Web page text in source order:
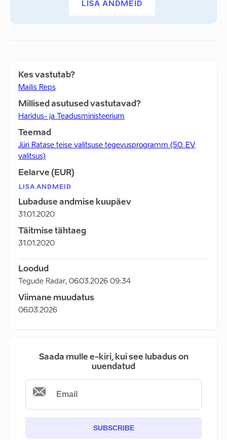
LISA ANDMEID
Kes vastutab?
Mailis Reps
Millised asutused vastutavad?
Haridus- ja Teadusministeerium
Teemad
Jüri Ratase teise valitsuse tegevusprogramm (50. EV
valitsus)
Eelarve (EUR)
LISA ANDMEID
Lubaduse andmise kuupäev
31.01.2020
Täitmise tähtaeg
31.01.2020
Loodud
Tegude Radar, 06.03.2026 09:34
Viimane muudatus
06.03.2026
Saada mulle e-kiri, kui see lubadus on
uuendatud
SUBSCRIBE